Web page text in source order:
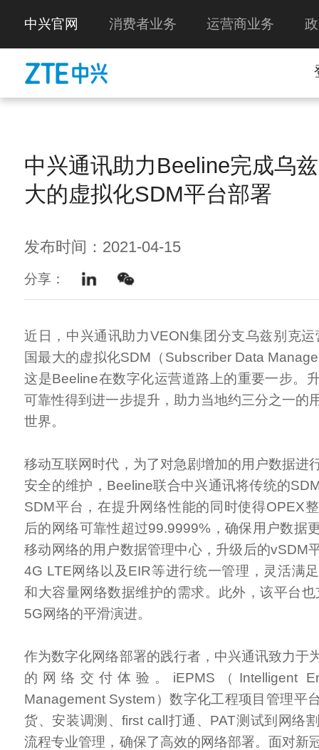
中兴官网 消费者业务 运营商业务
中兴通讯助力Beeline完成乌
大的虚拟化SDM平台部署
发布时间：2021-04-15
分享：
近日，中兴通讯助力VEON集团分支乌兹别克
国最大的虚拟化SDM（Subscriber Data
这是Beeline在数字化运营道路上的重要一步。
可靠性得到进一步提升，助力当地约三分之一的
世界。
移动互联网时代，为了对急剧增加的用户数据进
安全的维护，Beeline联合中兴通讯将传统的
SDM平台，在提升网络性能的同时使得OPEX
后的网络可靠性超过99.9999%，确保用户数据
移动网络的用户数据管理中心，升级后的vSDM
4G LTE网络以及EIR等进行统一管理，灵活满
和大容量网络数据维护的需求。此外，该平台
5G网络的平滑演进。
作为数字化网络部署的践行者，中兴通讯致力于
的网络交付体验。iEPMS（Intelligent
Management System）数字化工程项目管理平
货、安装调测、first call打通、PAT测试到网络
流程专业管理，确保了高效的网络部署。面对新